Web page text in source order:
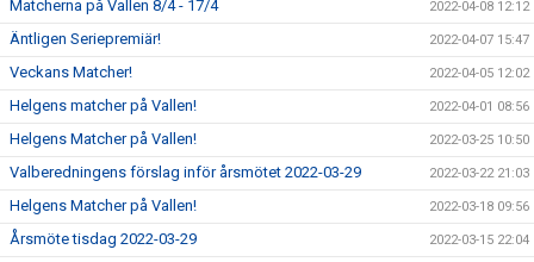
Matcherna på Vallen 8/4 - 17/4 2022-04-08 12:12
Äntligen Seriepremiär! 2022-04-07 15:47
Veckans Matcher! 2022-04-05 12:02
Helgens matcher på Vallen! 2022-04-01 08:56
Helgens Matcher på Vallen! 2022-03-25 10:50
Valberedningens förslag inför årsmötet 2022-03-29 2022-03-22 21:03
Helgens Matcher på Vallen! 2022-03-18 09:56
Årsmöte tisdag 2022-03-29 2022-03-15 22:04